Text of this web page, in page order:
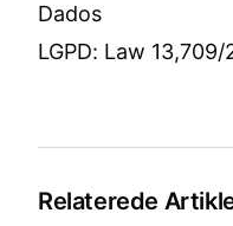
Dados
LGPD: Law
Relaterede